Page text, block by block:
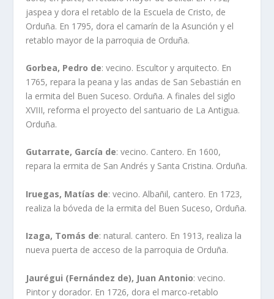
jaspea y dora el retablo de la Escuela de Cristo, de
Orduña. En 1795, dora el camarín de la Asunción y el
retablo mayor de la parroquia de Orduña.
Gorbea, Pedro de: vecino. Escultor y arquitecto. En
1765, repara la peana y las andas de San Sebastián en
la ermita del Buen Suceso. Orduña. A finales del siglo
XVIII, reforma el proyecto del santuario de La Antigua.
Orduña.
Gutarrate, García de: vecino. Cantero. En 1600,
repara la ermita de San Andrés y Santa Cristina. Orduña.
Iruegas, Matías de: vecino. Albañil, cantero. En 1723,
realiza la bóveda de la ermita del Buen Suceso, Orduña.
Izaga, Tomás de: natural. cantero. En 1913, realiza la
nueva puerta de acceso de la parroquia de Orduña.
Jaurégui (Fernández de), Juan Antonio: vecino.
Pintor y dorador. En 1726, dora el marco-retablo